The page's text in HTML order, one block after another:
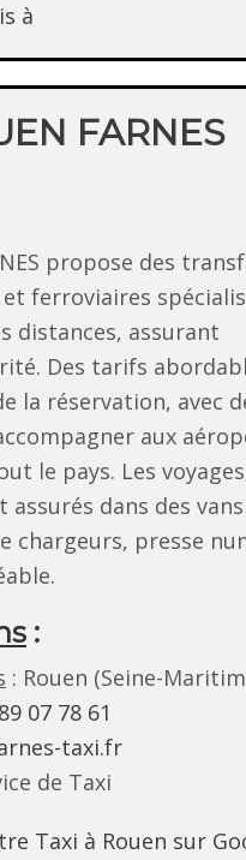
à
FARNES
propose des
ferroviaires
distances, assurant
Des tarifs
la réservation, avec
aux
le pays. Les
assurés dans des
chargeurs, presse
:
: Rouen (Seine-
07 78 61
taxi.fr
de Taxi
Taxi à Rouen sur